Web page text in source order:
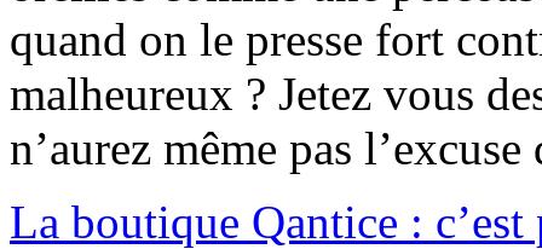
quand on le presse fort
malheureux ? Jetez vous
n’aurez même pas
La boutique Qantice : c’est